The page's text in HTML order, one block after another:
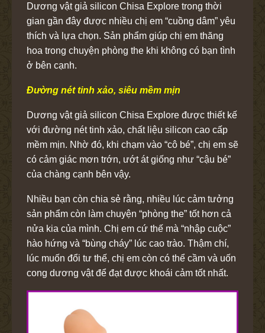
Dương vật giả silicon Chisa Explore trong thời
gian gần đây được nhiều chị em “cuồng dâm” yêu
thích và lựa chọn. Sản phẩm giúp chị em thăng
hoa trong chuyện phòng the khi không có bạn tình
ở bên cạnh.
Đường nét tinh xảo, siêu mềm mịn
Dương vật giả silicon Chisa Explore được thiết kế
với đường nét tinh xảo, chất liệu silicon cao cấp
mềm mịn. Nhờ đó, khi chạm vào “cô bé”, chị em sẽ
có cảm giác mơn trớn, ướt át giống như “cậu bé”
của chàng cạnh bên vậy.
Nhiều bạn còn chia sẻ rằng, nhiều lúc cảm tưởng
sản phẩm còn làm chuyện “phòng the” tốt hơn cả
nửa kia của mình. Chị em cứ thế mà “nhập cuộc”
hào hứng và “bùng cháy” lúc cao trào. Thậm chí,
lúc muốn đổi tư thế, chị em còn có thể cầm và uốn
cong dương vật để đạt được khoái cảm tốt nhất.